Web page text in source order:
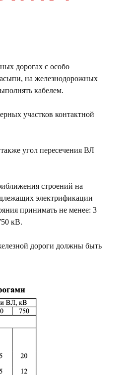
дорогах с особо
на железнодорожных
кабелем.
участков контактной
угол пересечения ВЛ
строений на
электрификации
принимать не менее: 3
кВ.
дороги должны быть